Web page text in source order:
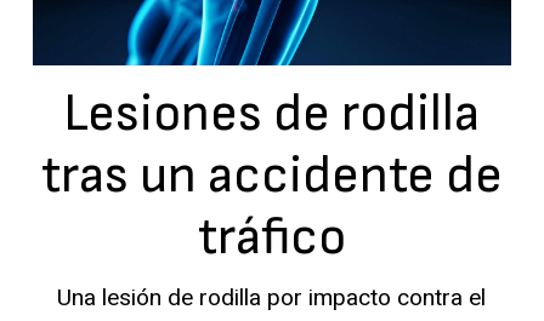
Lesiones de rodilla
tras un accidente de
tráfico
Una lesión de rodilla por impacto contra el